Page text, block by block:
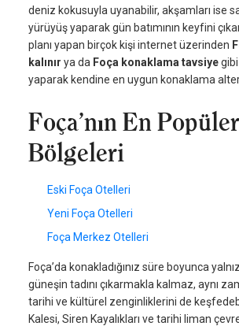
deniz kokusuyla uyanabilir, akşamları ise
yürüyüş yaparak gün batımının keyfini
planı yapan birçok kişi internet üzerinden
kalınır ya da Foça konaklama tavsiye
yaparak kendine en uygun konaklama
Foça’nın En
Bölgeleri
Eski Foça Otelleri
Yeni Foça Otelleri
Foça Merkez Otelleri
Foça’da konakladığınız süre boyunca
güneşin tadını çıkarmakla kalmaz, aynı
tarihi ve kültürel zenginliklerini de
Kalesi, Siren Kayalıkları ve tarihi liman